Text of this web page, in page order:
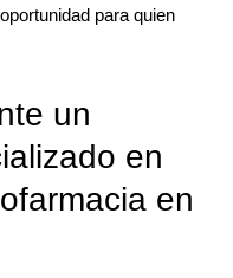
para quien
un
en
en